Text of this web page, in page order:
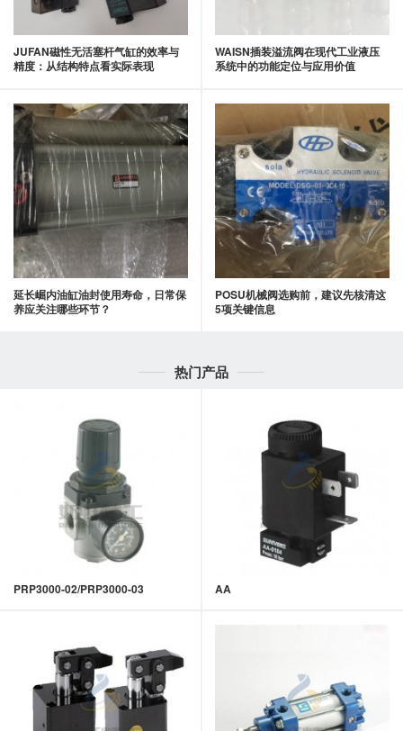
JUFAN磁性无活塞杆气缸的效率与
精度：从结构特点看实际表现
WAISN插装溢流阀在现代工业液压
系统中的功能定位与应用价值
延长崛内油缸油封使用寿命，日常保
养应关注哪些环节？
POSU机械阀选购前，建议先核清这
5项关键信息
热门产品
PRP3000-02/PRP3000-03 AA